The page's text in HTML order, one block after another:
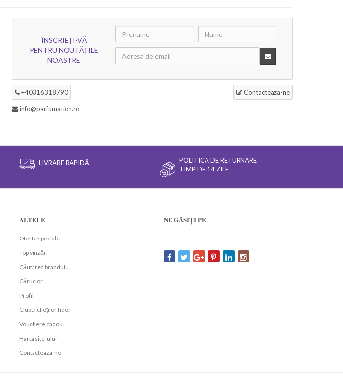
ÎNSCRIEȚI-VĂ
PENTRU NOUTĂȚILE
NOASTRE
+40316318790 Contacteaza-ne
info@parfumation.ro
LIVRARE RAPIDĂ
POLITICA DE RETURNARE
TIMP DE 14 ZILE
ALTELE
Oferte speciale
Top vînzări
Căutarea brandului
Cărucior
Profil
Clubul clieților fideli
Vouchere cadou
Harta site-ului
Contacteaza-ne
NE GĂSIȚI PE